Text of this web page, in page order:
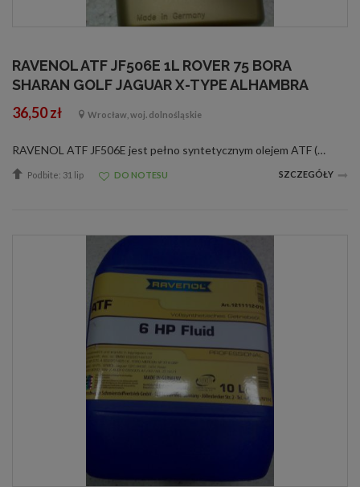
RAVENOL ATF JF506E 1L ROVER 75 BORA
SHARAN GOLF JAGUAR X-TYPE ALHAMBRA
36,50 zł Wrocław, woj. dolnośląskie
RAVENOL ATF JF506E jest pełno syntetycznym olejem ATF (Automatic-Transmision-Fluid), przygotowanym na bazie PAO [Polialfaoleiny] ze specjalnymi dodatkami uszlachetniającymi i inhibitorami, gwarantującymi znakomite funkcjonowanie przekładni automatyczne...
Podbite: 31 lip DO NOTESU SZCZEGÓŁY